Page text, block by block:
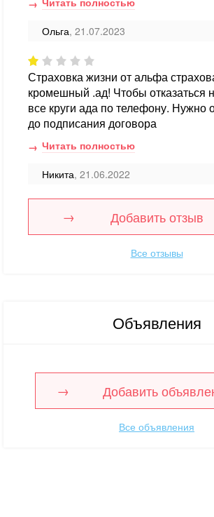
Ольга, 21.07.2023
Страховка жизни от альфа
кромешный .ад! Чтобы отказаться
все круги ада по телефону. Нужно
до подписания договора
Читать полностью
Никита, 21.06.2022
Добавить отзыв
Все отзывы
Объявления
Добавить
Все объявления